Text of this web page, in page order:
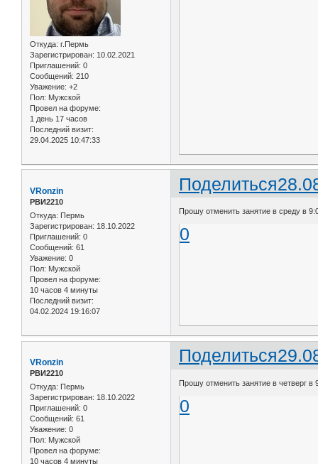
Откуда: г.Пермь
Зарегистрирован: 10.02.2021
Приглашений: 0
Сообщений: 210
Уважение: +2
Пол: Мужской
Провел на форуме:
1 день 17 часов
Последний визит:
29.04.2025 10:47:33
Поделиться
VRonzin
РВИ2210
Откуда: Пермь
Зарегистрирован: 18.10.2022
Приглашений: 0
Сообщений: 61
Уважение: 0
Пол: Мужской
Провел на форуме:
10 часов 4 минуты
Последний визит:
04.02.2024 19:16:07
Прошу отменить занятие в среду в
0
Поделиться
VRonzin
РВИ2210
Откуда: Пермь
Зарегистрирован: 18.10.2022
Приглашений: 0
Сообщений: 61
Уважение: 0
Пол: Мужской
Провел на форуме:
10 часов 4 минуты
Прошу отменить занятие в четверг в
0